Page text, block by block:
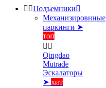
 Подъемники
Механизировнные
паркинги ➤
топ
 
Qingdao
Mutrade
Эскалаторы
➤ хит